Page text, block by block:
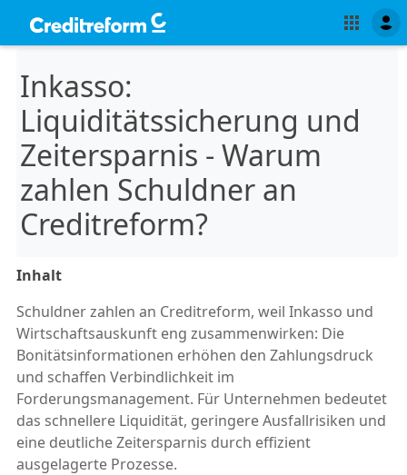
Inkasso:
Liquiditätssicherung und
Zeitersparnis - Warum
zahlen Schuldner an
Creditreform?
Inhalt
Schuldner zahlen an Creditreform, weil Inkasso und
Wirtschaftsauskunft eng zusammenwirken: Die
Bonitätsinformationen erhöhen den Zahlungsdruck
und schaffen Verbindlichkeit im
Forderungsmanagement. Für Unternehmen bedeutet
das schnellere Liquidität, geringere Ausfallrisiken und
eine deutliche Zeitersparnis durch effizient
ausgelagerte Prozesse.